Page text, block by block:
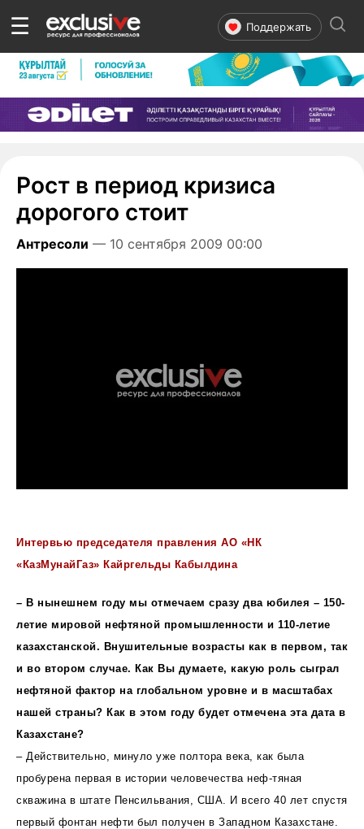
☰ Поддержать
Рост в период кризиса
дорогого стоит
Антресоли — 10 сентября 2009 00:00
Интервью председателя правления АО «НК
«КазМунайГаз» Кайргельды Кабылдина
– В нынешнем году мы отмечаем сразу два юбилея – 150-
летие мировой нефтяной промышленности и 110-летие
казахстанской. Внушительные возрасты как в первом, так
и во втором случае. Как Вы думаете, какую роль сыграл
нефтяной фактор на глобальном уровне и в масштабах
нашей страны? Как в этом году будет отмечена эта дата в
Казахстане?
– Действительно, минуло уже полтора века, как была
пробурена первая в истории человечества неф-тяная
скважина в штате Пенсильвания, США. И всего 40 лет спустя
первый фонтан нефти был получен в Западном Казахстане.